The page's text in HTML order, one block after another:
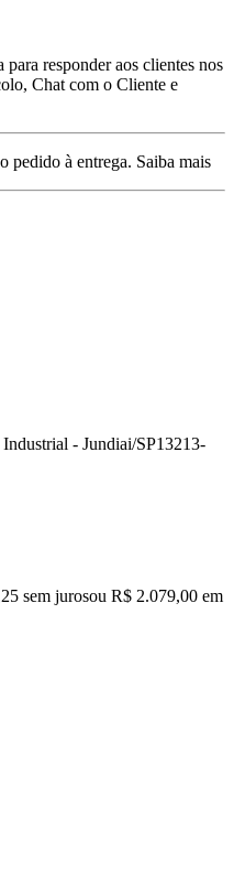
responder aos clientes nos
Chat com o Cliente e
pedido à entrega. Saiba mais
- Jundiai/SP13213-
sem jurosou R$ 2.079,00 em